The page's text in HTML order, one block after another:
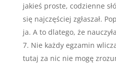
jakieś proste, codzienne
się najczęściej zgłaszał.
ja. A to dlatego, że
Nie każdy egzamin
tutaj za nic nie mogę